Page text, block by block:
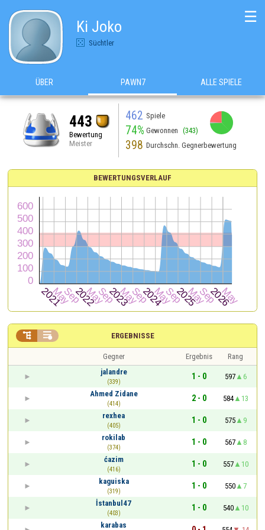
Ki Joko
Süchtler
☰
ÜBER PAWN7 ALLE SPIELE
443
Bewertung
Meister
462 Spiele
74% Gewonnen (343)
398 Durchschn. Gegnerbewertung
BEWERTUNGSVERLAUF
ERGEBNISSE
 
Gegner Ergebnis
Rang
jalandre
(339)
1 - 0 597
6
Ahmed Zidane
(414)
2 - 0 584
13
rexhea
(405)
1 - 0 575
9
rokilab
(374)
1 - 0 567
8
ćazim
(416)
1 - 0 557
10
kaguiska
(319)
1 - 0 550
7
İstanbul47
(403)
1 - 0 540
10
karabas